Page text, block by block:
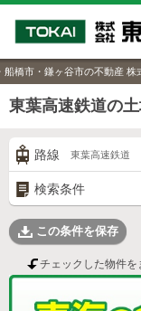
船橋市・鎌ヶ谷市の不動産 株
東葉高速鉄道の
路線 東葉高速鉄道
検索条件
この条件を保存
チェックした物件を